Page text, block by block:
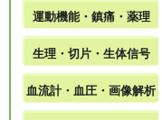
運動機能・鎮痛・薬理
生理・切片・生体信号
血流計・血圧・画像解析